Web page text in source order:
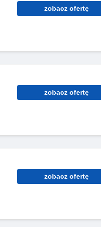
zobacz ofertę
zobacz ofertę
zobacz ofertę